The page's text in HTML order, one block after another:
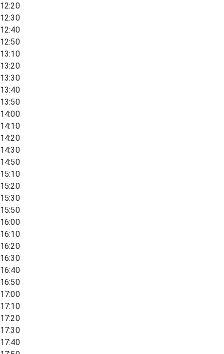
12:20
12:30
12:40
12:50
13:10
13:20
13:30
13:40
13:50
14:00
14:10
14:20
14:30
14:50
15:10
15:20
15:30
15:50
16:00
16:10
16:20
16:30
16:40
16:50
17:00
17:10
17:20
17:30
17:40